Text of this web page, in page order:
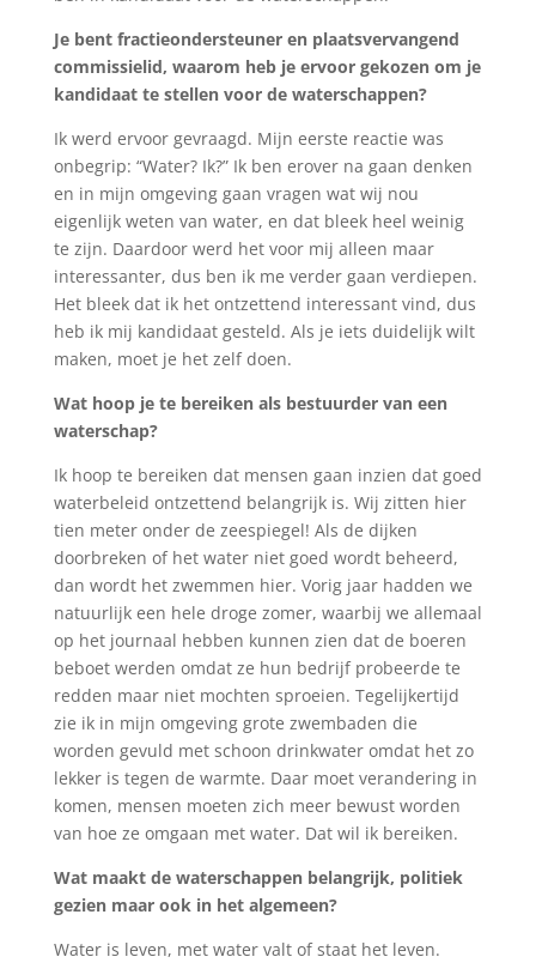
Je bent fractieondersteuner en plaatsvervangend
commissielid, waarom heb je ervoor gekozen om je
kandidaat te stellen voor de waterschappen?
Ik werd ervoor gevraagd. Mijn eerste reactie was
onbegrip: “Water? Ik?” Ik ben erover na gaan denken
en in mijn omgeving gaan vragen wat wij nou
eigenlijk weten van water, en dat bleek heel weinig
te zijn. Daardoor werd het voor mij alleen maar
interessanter, dus ben ik me verder gaan verdiepen.
Het bleek dat ik het ontzettend interessant vind, dus
heb ik mij kandidaat gesteld. Als je iets duidelijk wilt
maken, moet je het zelf doen.
Wat hoop je te bereiken als bestuurder van een
waterschap?
Ik hoop te bereiken dat mensen gaan inzien dat goed
waterbeleid ontzettend belangrijk is. Wij zitten hier
tien meter onder de zeespiegel! Als de dijken
doorbreken of het water niet goed wordt beheerd,
dan wordt het zwemmen hier. Vorig jaar hadden we
natuurlijk een hele droge zomer, waarbij we allemaal
op het journaal hebben kunnen zien dat de boeren
beboet werden omdat ze hun bedrijf probeerde te
redden maar niet mochten sproeien. Tegelijkertijd
zie ik in mijn omgeving grote zwembaden die
worden gevuld met schoon drinkwater omdat het zo
lekker is tegen de warmte. Daar moet verandering in
komen, mensen moeten zich meer bewust worden
van hoe ze omgaan met water. Dat wil ik bereiken.
Wat maakt de waterschappen belangrijk, politiek
gezien maar ook in het algemeen?
Water is leven, met water valt of staat het leven.